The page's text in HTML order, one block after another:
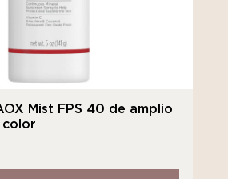
Mist FPS 40 de amplio
color